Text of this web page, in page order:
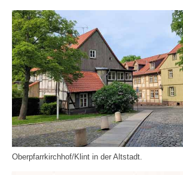
Oberpfarrkirchhof/Klint in der Altstadt.